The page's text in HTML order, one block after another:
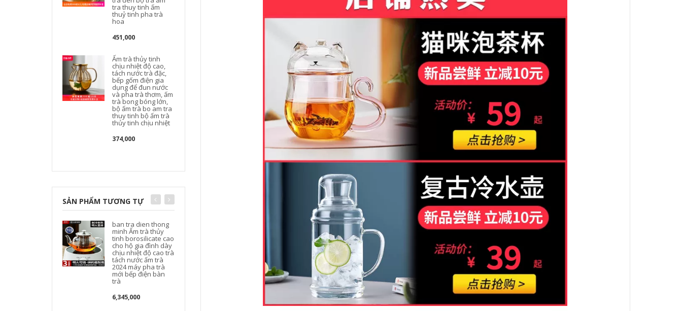
tra thuy tinh ấm
thuỷ tinh pha trà
hoa
451,000
Ấm trà thủy tinh
chịu nhiệt độ cao,
tách nước trà đặc,
bếp gốm điện gia
dụng để đun nước
và pha trà thơm, ấm
trà bong bóng lớn,
bộ ấm trà bo am tra
thuy tinh bộ ấm trà
thủy tinh chịu nhiệt
374,000
tinh ấm pha trà thủy
trà thơm tốt cho sức
khỏe, bộ ấm trà bộ
tách trà thủy tinh bộ
Đình Trà Đen Hoa
Ấm Trà Bong Bóng
Nhỏ Ấm Trà Bộ Trà
tinh pha trà hoa
411,000
Ấm trà thủy tinh
chịu nhiệt độ cao
dày bếp gốm điện
ấm đun nước xử lý
công suất lớn hộ gia
đình ấm trà bộ trà
bộ bình trà thủy tinh
cao cấp bình trà
thuỷ tinh
SẢN PHẨM TƯƠNG TỰ
ban tra dien thong
minh Ấm trà thủy
tinh borosilicate cao
cho hộ gia đình dày
chịu nhiệt độ cao trà
tách nước ấm trà
2024 máy pha trà
mới bếp điện bàn
trà
6,345,000
tiếng, Ngọa hổ tàng
long, bộ ấm trà
Kung Fu đơn tại nhà
bình trà tử sa ấm trà
chén tử sa Yixing
ban đầu khoáng tím
nồi đất sét ấm trà
nguyên chất
handmade kung fu
trà hộ gia đình đất
sét tím sen ấm trà
ấm tử sa 900 triệu
ấm tử sa lục nê
2,542,000